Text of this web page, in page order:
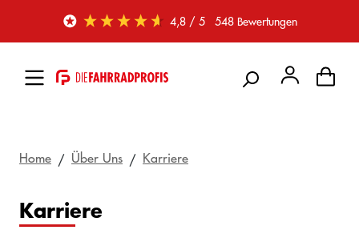
Zum Hauptinhalt springen 4,8/ 5 548 Bewertungen
Home Über Uns Karriere
Karriere